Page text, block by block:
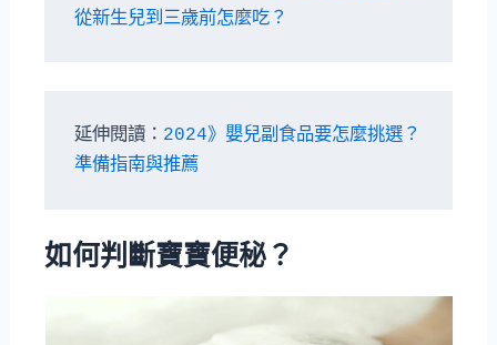
從新生兒到三歲前怎麼吃？
延伸閱讀： 2024》嬰兒副食品要怎麼挑選？
準備指南與推薦
如何判斷寶寶便秘？